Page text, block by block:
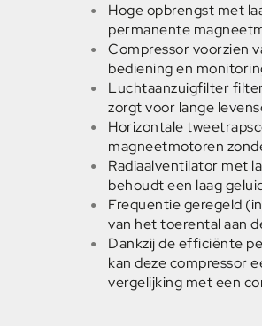
Hoge opbrengst met
permanente
Compressor voorzien
bediening en
Luchtaanzuigfilter
zorgt voor lange
Horizontale
magneetmotoren
Radiaalventilator met
behoudt een laag
Frequentie geregeld
van het toerental aan
Dankzij de efficiënte
kan deze compressor
vergelijking met een